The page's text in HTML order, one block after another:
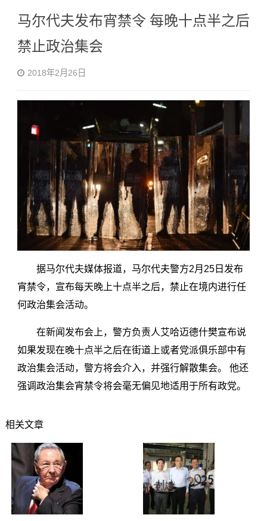
马尔代夫发布宵禁令 每晚十点半之后
禁止政治集会
2018年2月26日
据马尔代夫媒体报道，马尔代夫警方2月25日发布
宵禁令，宣布每天晚上十点半之后，禁止在境内进行任
何政治集会活动。
在新闻发布会上，警方负责人艾哈迈德什樊宣布说
如果发现在晚十点半之后在街道上或者党派俱乐部中有
政治集会活动，警方将会介入，并强行解散集会。 他还
强调政治集会宵禁令将会毫无偏见地适用于所有政党。
相关文章